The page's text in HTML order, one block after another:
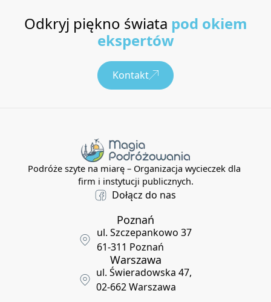
Odkryj piękno świata pod okiem
ekspertów
Kontakt
Podróże szyte na miarę – Organizacja wycieczek dla
firm i instytucji publicznych.
Dołącz do nas
Poznań
ul. Szczepankowo 37
61-311 Poznań
Warszawa
ul. Świeradowska 47,
02-662 Warszawa